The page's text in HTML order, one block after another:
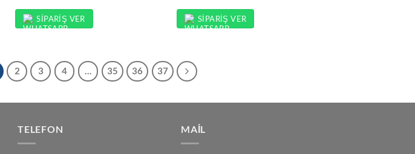
SIPARIŞ VER SIPARIŞ VER
2 3 4 … 35 36 37
TELEFON MAİL